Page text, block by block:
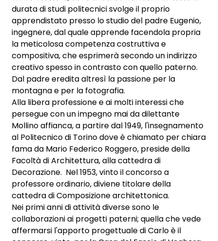
durata di studi politecnici svolge il proprio
apprendistato presso lo studio del padre Eugenio,
ingegnere, dal quale apprende facendola propria
la meticolosa competenza costruttiva e
compositiva, che esprimerà secondo un indirizzo
creativo spesso in contrasto con quello paterno.
Dal padre eredita altresì la passione per la
montagna e per la fotografia.
Alla libera professione e ai molti interessi che
persegue con un impegno mai da dilettante
Mollino affianca, a partire dal 1949, l'insegnamento
al Politecnico di Torino dove è chiamato per chiara
fama da Mario Federico Roggero, preside della
Facoltà di Architettura, alla cattedra di
Decorazione. Nel 1953, vinto il concorso a
professore ordinario, diviene titolare della
cattedra di Composizione architettonica.
Nei primi anni di attività diverse sono le
collaborazioni ai progetti paterni; quella che vede
affermarsi l'apporto progettuale di Carlo è il